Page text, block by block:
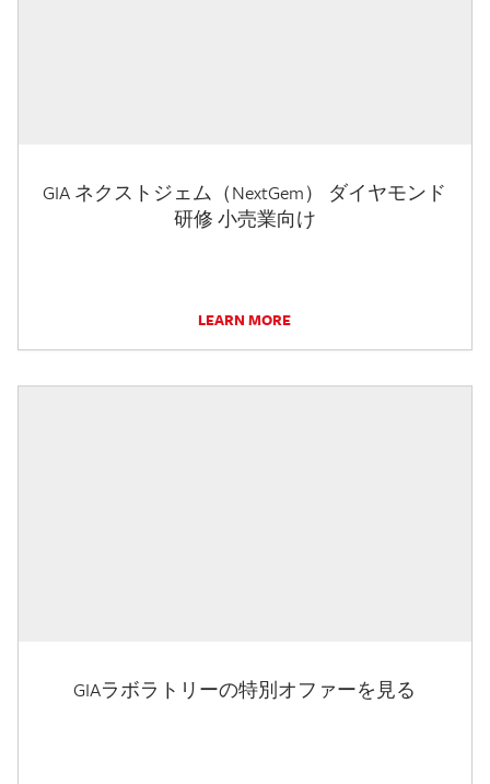
GIA ネクストジェム（NextGem） ダイヤモンド
研修 小売業向け
LEARN MORE
GIAラボラトリーの特別オファーを見る